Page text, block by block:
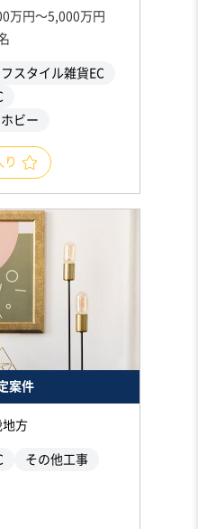
万円〜5,000万円
スタイル雑貨EC
ビー
り
案件
地方
その他工事